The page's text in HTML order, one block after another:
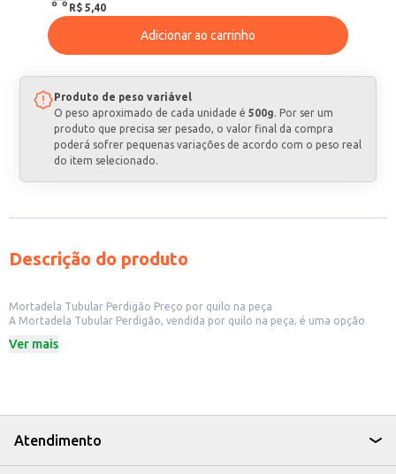
R$ 5,40
Adicionar ao carrinho
Produto de peso variável
O peso aproximado de cada unidade é 500g. Por ser um
produto que precisa ser pesado, o valor final da compra
poderá sofrer pequenas variações de acordo com o peso real
do item selecionado.
Descrição do produto
Mortadela Tubular Perdigão Preço por quilo na peça
A Mortadela Tubular Perdigão, vendida por quilo na peça, é uma opção
peça inteira facilita o manuseio e o fatiamento, ideal para padarias,
Ideal para sanduíches, lanches e pratos frios.
Pode ser utilizada em preparações quentes, como pizzas e tortas.
Perfeita para servir em buffets e eventos.
Ver mais
Atendimento